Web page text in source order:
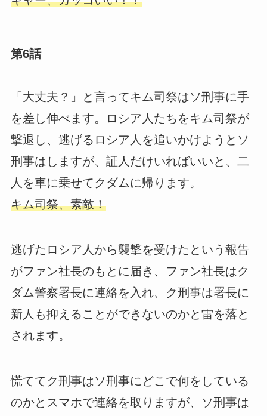
第6話
「大丈夫？」と言ってキム司祭はソ刑事に手
を差し伸べます。ロシア人たちをキム司祭が
撃退し、逃げるロシア人を追いかけようとソ
刑事はしますが、証人だけいればいいと、二
人を車に乗せてクダムに帰ります。
キム司祭、素敵！
逃げたロシア人から襲撃を受けたという報告
がファン社長のもとに届き、ファン社長はク
ダム警察署長に連絡を入れ、ク刑事は署長に
新人も抑えることができないのかと雷を落と
されます。
慌ててク刑事はソ刑事にどこで何をしている
のかとスマホで連絡を取りますが、ソ刑事は